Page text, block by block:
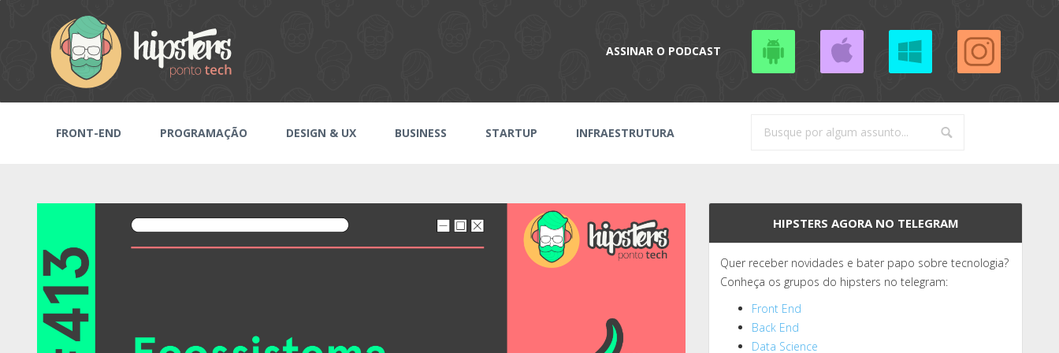
ASSINAR O PODCAST
FRONT-END PROGRAMAÇÃO DESIGN & UX BUSINESS STARTUP INFRAESTRUTURA
HIPSTERS AGORA NO TELEGRAM
Quer receber novidades e bater papo sobre tecnologia?
Conheça os grupos do hipsters no telegram:
Front End
Back End
Data Science